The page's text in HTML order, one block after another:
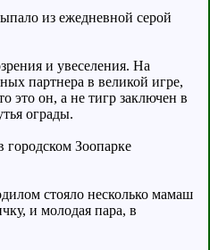
из ежедневной серой
и увеселения. На
партнера в великой игре,
это он, а не тигр заключен в
ограды.
Зоопарке
стояло несколько мамаш
и молодая пара, в